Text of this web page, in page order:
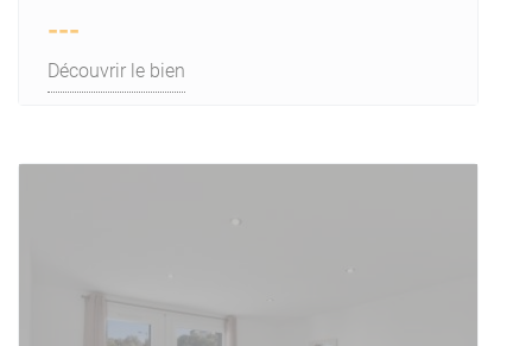
---
Découvrir le bien